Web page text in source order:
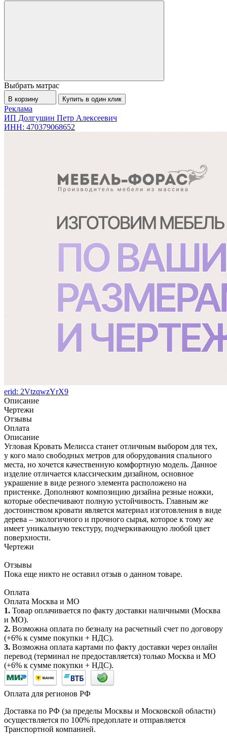
Выбрать матрас
В корзину Купить в один клик
Реклама
ИП Долгушин Петр Алексеевич
ИНН: 470379068652
erid: 2VtzqwzYrX9
Описание
Чертежи
Отзывы
Оплата
Описание
Угловая Кровать Мелисса станет отличным выбором для тех,
у кого мало свободных метров для оборудования спального
места, но хочется качественную комфортную модель. Данное
изделие отличается классическим дизайном, основное
украшение в виде резного элемента расположено на
пристенке. Дополняют композицию дизайна резные ножки,
которые обеспечивают полную устойчивость. Главным же
достоинством кровати является материал изготовления в виде
дерева – экологичного и прочного сырья, которое к тому же
имеет уникальную текстуру, подчеркивающую любой цвет
поверхности.
Чертежи
Отзывы
Пока еще никто не оставил отзыв о данном товаре.
Оплата
Оплата Москва и МО
1. Товар оплачивается по факту доставки наличными (Москва
и МО).
2. Возможна оплата по безналу на расчетный счет по договору
(+6% к сумме покупки + НДС).
3. Возможна оплата картами по факту доставки через онлайн
перевод (терминал не предоставляется) только Москва и МО
(+6% к сумме покупки + НДС).
Оплата для регионов РФ
Доставка по РФ (за пределы Москвы и Московской области)
осуществляется по 100% предоплате и отправляется
Транспортной компанией.